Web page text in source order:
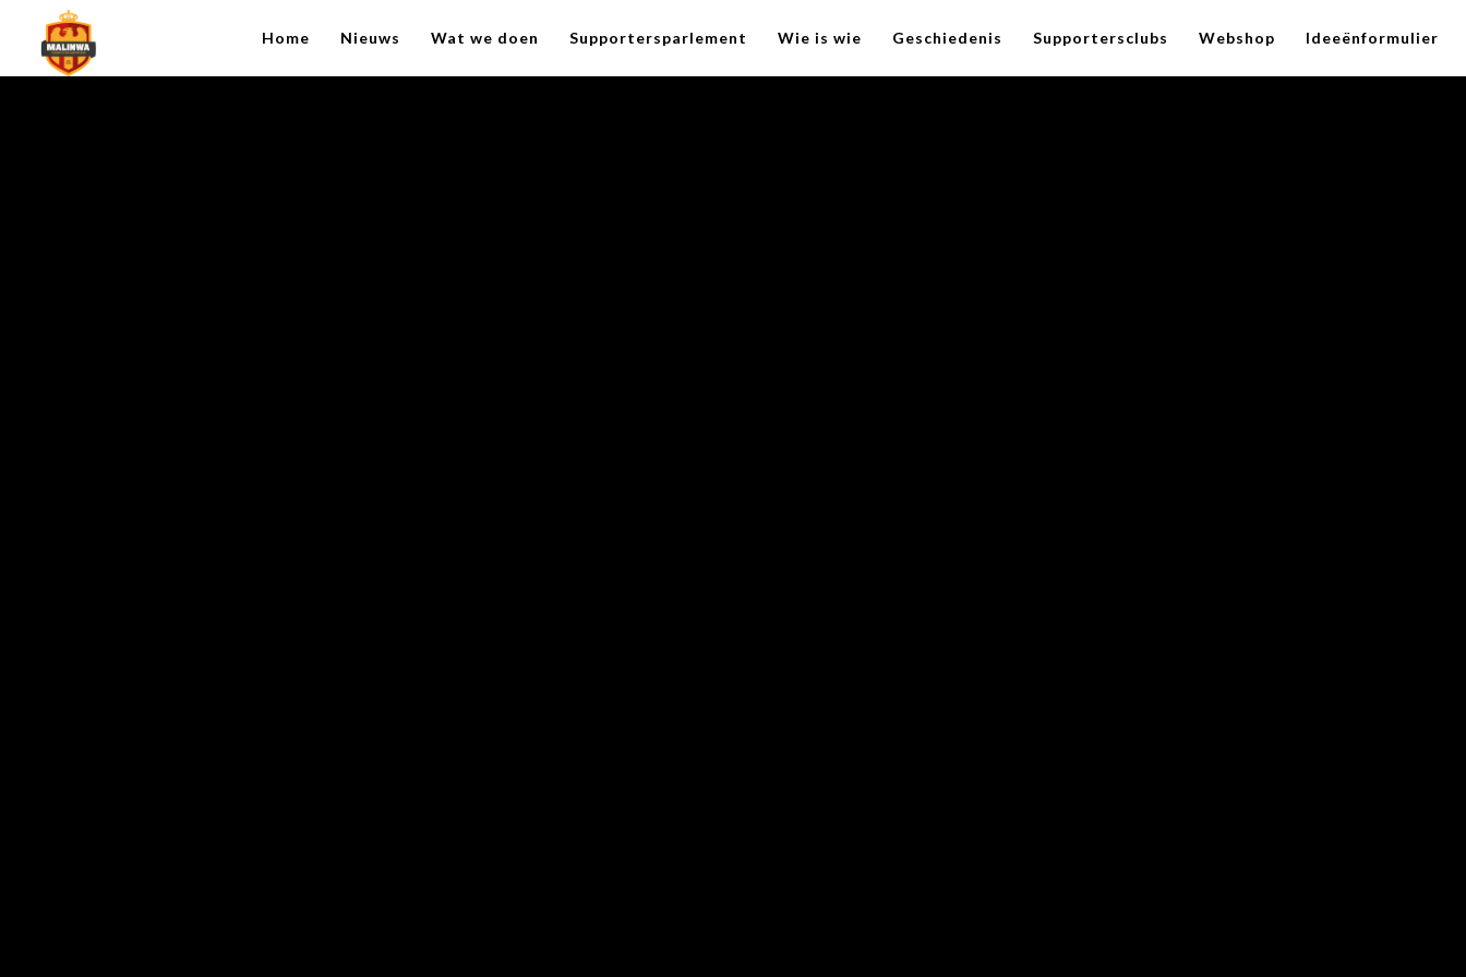
Home Nieuws Wat we doen Supportersparlement Wie is wie Geschiedenis Supportersclubs Webshop Ideeënformulier